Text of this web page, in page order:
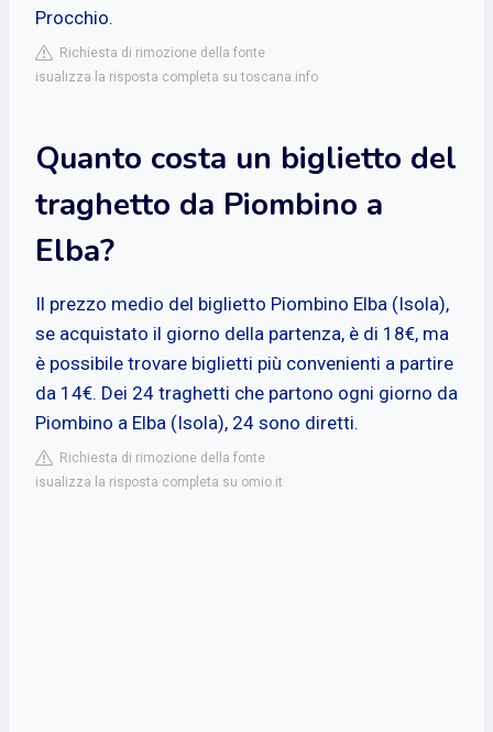
Procchio.
Richiesta di rimozione della fonte
isualizza la risposta completa su toscana.info
Quanto costa un biglietto del
traghetto da Piombino a
Elba?
Il prezzo medio del biglietto Piombino Elba (Isola),
se acquistato il giorno della partenza, è di 18€, ma
è possibile trovare biglietti più convenienti a partire
da 14€. Dei 24 traghetti che partono ogni giorno da
Piombino a Elba (Isola), 24 sono diretti.
Richiesta di rimozione della fonte
isualizza la risposta completa su omio.it